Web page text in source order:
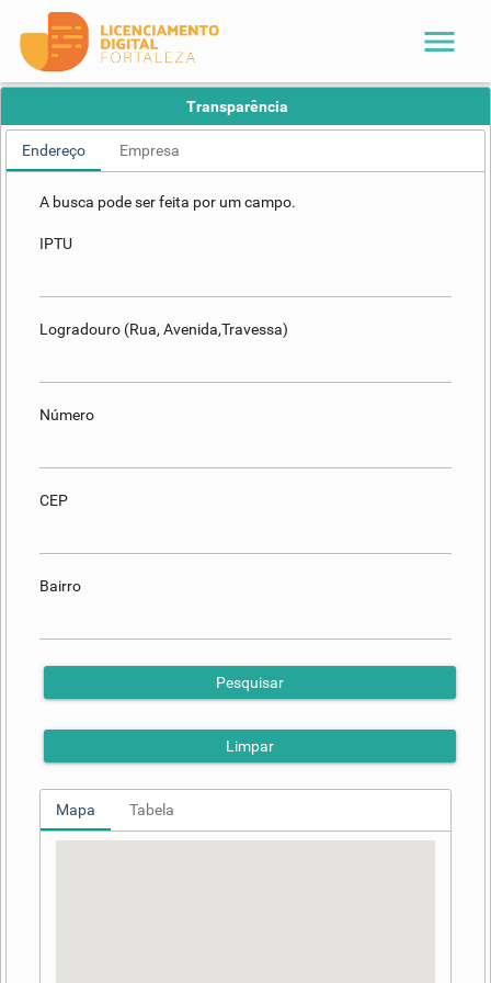
menu
Transparência
Endereço Empresa
A busca pode ser feita por um campo.
IPTU
Logradouro (Rua, Avenida,Travessa)
Número
CEP
Bairro
Pesquisar
Limpar
Mapa Tabela